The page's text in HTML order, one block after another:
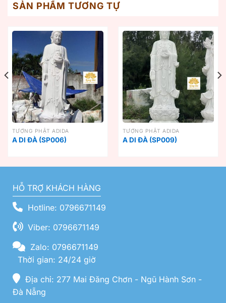
SẢN PHẨM TƯƠNG TỰ
TƯỢNG PHẬT ADIDA
A DI ĐÀ (SP006)
TƯỢNG PHẬT ADIDA
A DI ĐÀ (SP009)
HỖ TRỢ KHÁCH HÀNG
Hotline: 0796671149
Viber: 0796671149
Zalo: 0796671149
Thời gian: 24/24 giờ
Địa chỉ: 277 Mai Đăng Chơn - Ngũ Hành Sơn -
Đà Nẵng